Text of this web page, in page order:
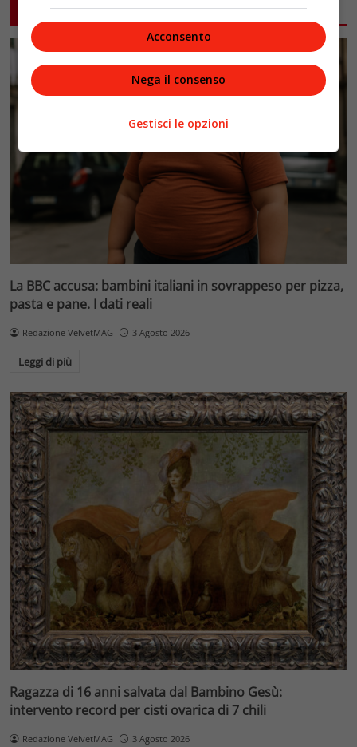
ARTICOLI CORRELATI
La BBC accusa: bambini italiani in sovrappeso per pizza,
pasta e pane. I dati reali
Redazione VelvetMAG 3 Agosto 2026
Leggi di più
Ragazza di 16 anni salvata dal Bambino Gesù:
intervento record per cisti ovarica di 7 chili
Redazione VelvetMAG 3 Agosto 2026
Acconsento
Nega il consenso
Gestisci le opzioni